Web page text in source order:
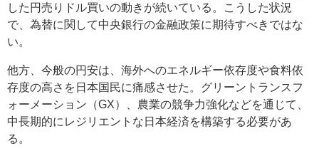
した円売りドル買いの動きが続いている。こうした状況
で、為替に関して中央銀行の金融政策に期待すべきではな
い。
他方、今般の円安は、海外へのエネルギー依存度や食料依
存度の高さを日本国民に痛感させた。グリーントランスフ
ォーメーション（GX）、農業の競争力強化などを通じて、
中長期的にレジリエントな日本経済を構築する必要があ
る。